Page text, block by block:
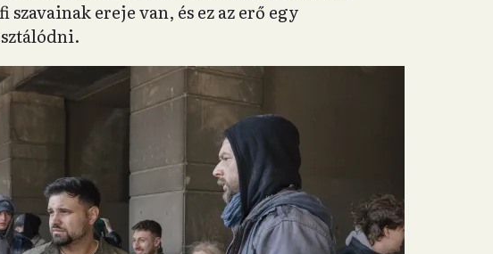
ereje van, és ez az erő egy